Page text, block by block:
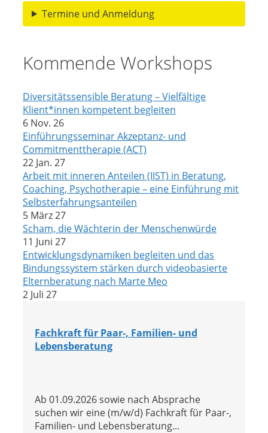
Termine und Anmeldung
Kommende Workshops
Diversitätssensible Beratung – Vielfältige
Klient*innen kompetent begleiten
6 Nov. 26
Einführungsseminar Akzeptanz- und
Commitmenttherapie (ACT)
22 Jan. 27
Arbeit mit inneren Anteilen (IIST) in Beratung,
Coaching, Psychotherapie – eine Einführung mit
Selbsterfahrungsanteilen
5 März 27
Scham, die Wächterin der Menschenwürde
11 Juni 27
Entwicklungsdynamiken begleiten und das
Bindungssystem stärken durch videobasierte
Elternberatung nach Marte Meo
2 Juli 27
Fachkraft für Paar-, Familien- und
Lebensberatung
Ab 01.09.2026 sowie nach Absprache
suchen wir eine (m/w/d) Fachkraft für Paar-,
Familien- und Lebensberatung...